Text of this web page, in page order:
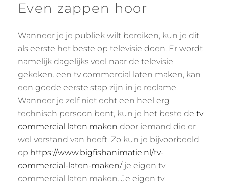
Even zappen hoor
Wanneer je je publiek wilt bereiken, kun je dit
als eerste het beste op televisie doen. Er wordt
namelijk dagelijks veel naar de televisie
gekeken. een tv commercial laten maken, kan
een goede eerste stap zijn in je reclame.
Wanneer je zelf niet echt een heel erg
technisch persoon bent, kun je het beste de tv
commercial laten maken door iemand die er
wel verstand van heeft. Zo kun je bijvoorbeeld
op https://www.bigfishanimatie.nl/tv-
commercial-laten-maken/je eigen tv
commercial laten maken. Je eigen tv